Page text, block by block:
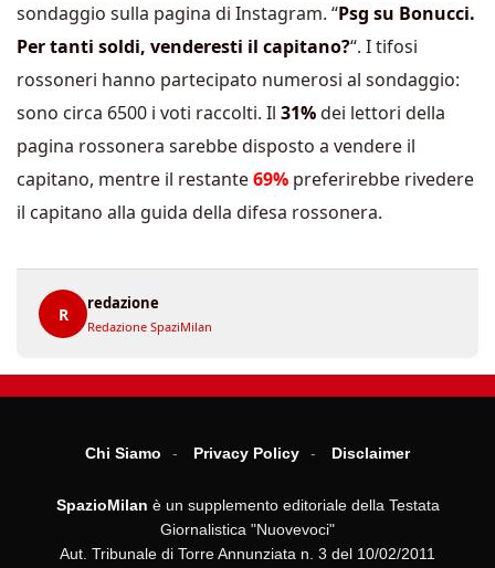
sondaggio sulla pagina di Instagram. “Psg su Bonucci.
Per tanti soldi, venderesti il capitano?“. I tifosi
rossoneri hanno partecipato numerosi al sondaggio:
sono circa 6500 i voti raccolti. Il 31%dei lettori della
pagina rossonera sarebbe disposto a vendere il
capitano, mentre il restante69% preferirebbe rivedere
il capitano alla guida della difesa rossonera.
R
redazione
Redazione SpaziMilan
Chi Siamo Privacy Policy Disclaimer
SpazioMilan è un supplemento editoriale della Testata
Giornalistica "Nuovevoci"
Aut. Tribunale di Torre Annunziata n. 3 del 10/02/2011